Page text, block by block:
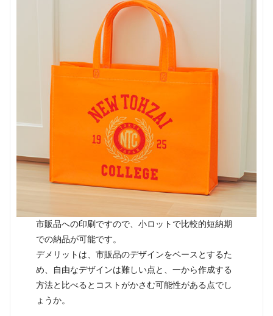
市販品への印刷ですので、小ロットで比較的短納期
での納品が可能です。
デメリットは、市販品のデザインをベースとするた
め、自由なデザインは難しい点と、一から作成する
方法と比べるとコストがかさむ可能性がある点でし
ょうか。